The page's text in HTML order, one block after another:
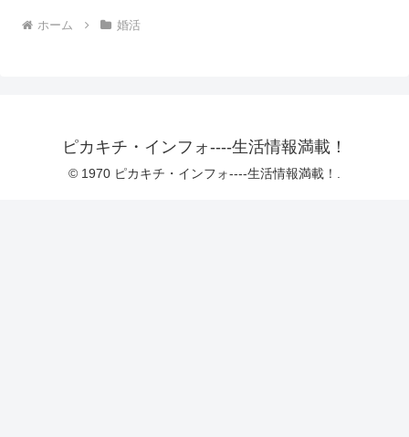
ホーム 婚活
ピカキチ・インフォ----生活情報満載！
© 1970 ピカキチ・インフォ----生活情報満載！.